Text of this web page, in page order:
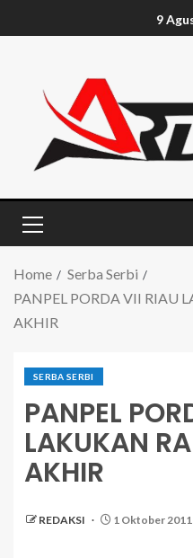
9
Home
Serba Serbi
PANPEL PORDA VII RIAU
AKHIR
SERBA SERBI
PANPEL
LAKUKAN
AKHIR
REDAKSI 1 Oktober 2011